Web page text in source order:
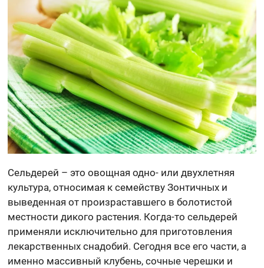
Сельдерей – это овощная одно- или двухлетняя
культура, относимая к семейству Зонтичных и
выведенная от произраставшего в болотистой
местности дикого растения. Когда-то сельдерей
применяли исключительно для приготовления
лекарственных снадобий. Сегодня все его части, а
именно массивный клубень, сочные черешки и